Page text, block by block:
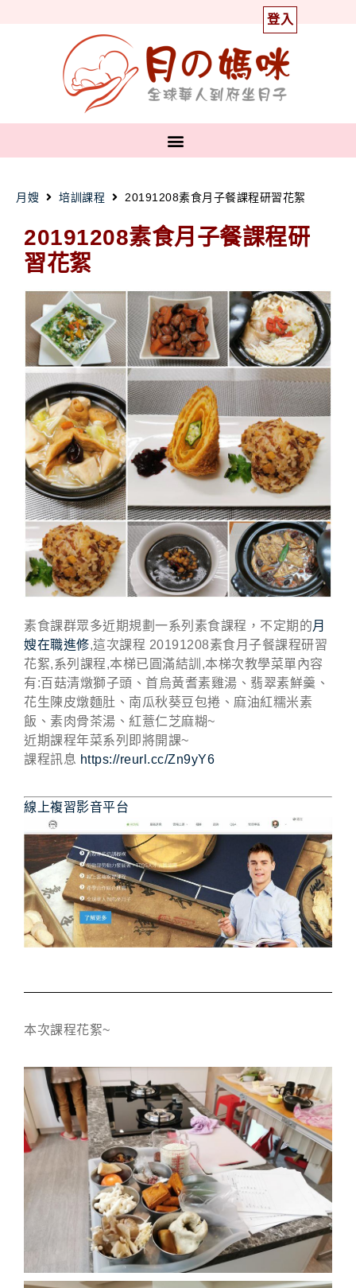
登入
月嫂 培訓課程 20191208素食月子餐課程研習花絮
20191208素食月子餐課程研
習花絮
素食課群眾多近期規劃一系列素食課程，不定期的月
嫂在職進修,這次課程 20191208素食月子餐課程研習
花絮,系列課程,本梯已圓滿結訓,本梯次教學菜單內容
有:百菇清燉獅子頭、首烏黃耆素雞湯、翡翠素鮮羹、
花生陳皮燉麵肚、南瓜秋葵豆包捲、麻油紅糯米素
飯、素肉骨茶湯、紅薏仁芝麻糊~
近期課程年菜系列即將開課~
課程訊息 https://reurl.cc/Zn9yY6
線上複習影音平台
本次課程花絮~